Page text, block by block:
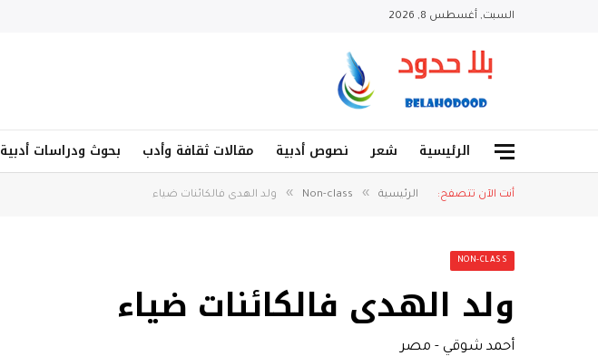
السبت, أغسطس 8, 2026
الرئيسية شعر نصوص أدبية مقالات ثقافة وأدب بحوث ودراسات أدبية
أنت الآن تتصفح: الرئيسية »
Non-class
» ولد الهدى فالكائنات ضياء
NON-CLASS
ولد الهدى فالكائنات ضياء
أحمد شوقي - مصر